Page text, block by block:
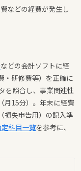
などの経費が発生し
などの会計ソフトに経
・研修費等）を正確に
を照合し、事業関連性
月15分）。年末に経費
損失申告用）の記入準
科目一覧を参考に、